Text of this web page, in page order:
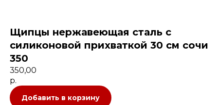
Щипцы нержавеющая сталь с
силиконовой прихваткой 30 см сочи
350
350,00
р.
Добавить в корзину